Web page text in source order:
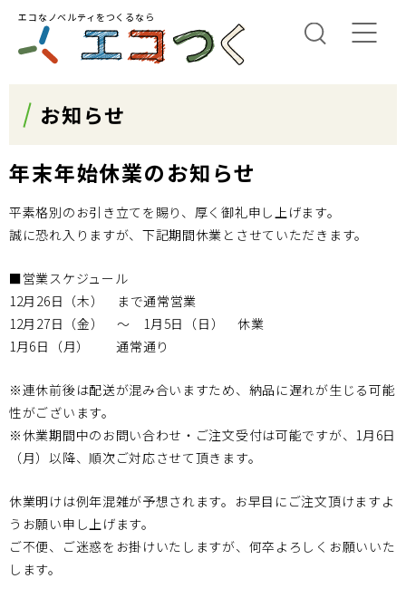
エコなノベルティをつくるなら
お知らせ
年末年始休業のお知らせ
平素格別のお引き立てを賜り、厚く御礼申し上げます。
誠に恐れ入りますが、下記期間休業とさせていただきます。
■営業スケジュール
12月26日（木） まで通常営業
12月27日（金） 〜 1月5日（日） 休業
1月6日（月） 通常通り
※連休前後は配送が混み合いますため、納品に遅れが生じる可能
性がございます。
※休業期間中のお問い合わせ・ご注文受付は可能ですが、1月6日
（月）以降、順次ご対応させて頂きます。
休業明けは例年混雑が予想されます。お早目にご注文頂けますよ
うお願い申し上げます。
ご不便、ご迷惑をお掛けいたしますが、何卒よろしくお願いいた
します。